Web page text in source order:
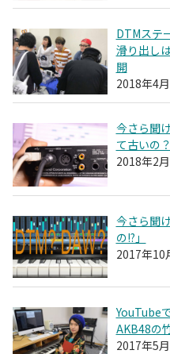
DTMステ
滑り出し
開
2018年4
今さら聞
て古いの？
2018年2
今さら聞
の!?」
2017年10
YouTube
AKB48の
2017年5